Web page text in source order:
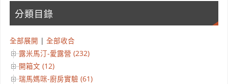
分類目錄
全部展開 | 全部收合
露米馬汀-愛露營 (232)
開箱文 (12)
瑞馬媽咪-廚房實驗 (61)